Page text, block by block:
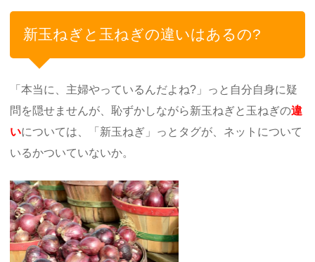
新玉ねぎと玉ねぎの違いはあるの?
「本当に、主婦やっているんだよね?」っと自分自身に疑
問を隠せませんが、恥ずかしながら新玉ねぎと玉ねぎの違
いについては、「新玉ねぎ」っとタグが、ネットについて
いるかついていないか。